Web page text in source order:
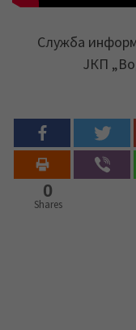
Служба
ЈКП
0
Shares